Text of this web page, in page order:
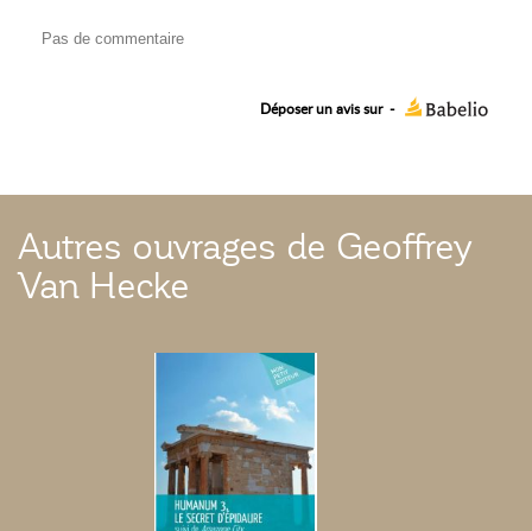
Pas de commentaire
Déposer un avis sur -
Autres ouvrages de Geoffrey
Van Hecke